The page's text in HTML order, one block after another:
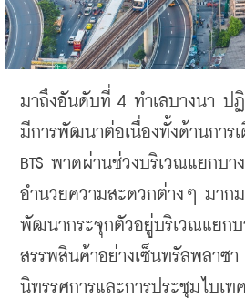
มาถึงอันดับที่ 4 ทำเลบางนา ป
มีการพัฒนาต่อเนื่องทั้งด้านการ
BTS พาดผ่านช่วงบริเวณแยกบา
อำนวยความสะดวกต่าง ๆ มาก
พัฒนากระจุกตัวอยู่บริเวณแยกบ
สรรพสินค้าอย่างเซ็นทรัลพลาซา
นิทรรศการและการประชุมไบเทค